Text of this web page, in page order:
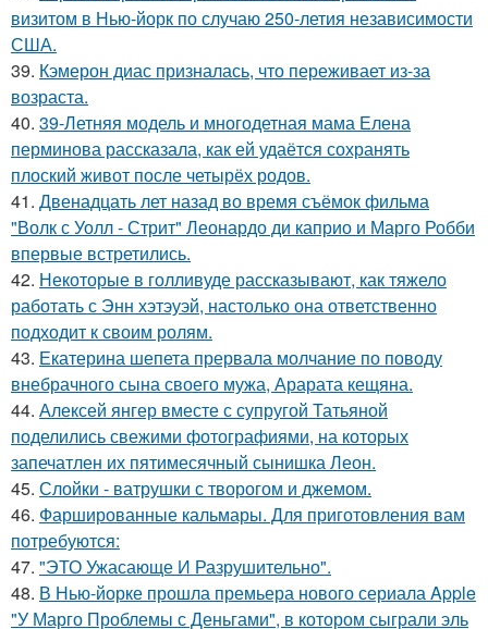
визитом в Нью-йорк по случаю 250-летия независимости
США.
39. Кэмерон диас призналась, что переживает из-за
возраста.
40. 39-Летняя модель и многодетная мама Елена
перминова рассказала, как ей удаётся сохранять
плоский живот после четырёх родов.
41. Двенадцать лет назад во время съёмок фильма
"Волк с Уолл - Стрит" Леонардо ди каприо и Марго Робби
впервые встретились.
42. Некоторые в голливуде рассказывают, как тяжело
работать с Энн хэтэуэй, настолько она ответственно
подходит к своим ролям.
43. Екатерина шепета прервала молчание по поводу
внебрачного сына своего мужа, Арарата кещяна.
44. Алексей янгер вместе с супругой Татьяной
поделились свежими фотографиями, на которых
запечатлен их пятимесячный сынишка Леон.
45. Слойки - ватрушки с творогом и джемом.
46. Фаршированные кальмары. Для приготовления вам
потребуются:
47. "ЭТО Ужасающе И Разрушительно".
48. В Нью-йорке прошла премьера нового сериала Apple
"У Марго Проблемы с Деньгами", в котором сыграли эль